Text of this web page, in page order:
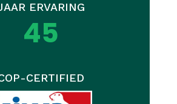
ERVARING
45
CERTIFIED